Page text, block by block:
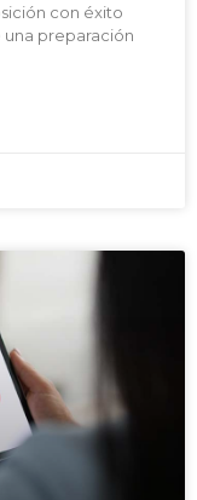
con éxito
preparación